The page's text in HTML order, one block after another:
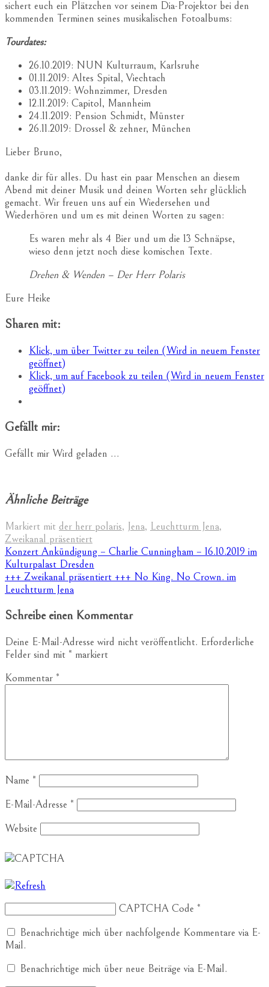
sichert euch ein Plätzchen vor seinem Dia-Projektor bei den
kommenden Terminen seines musikalischen Fotoalbums:
Tourdates:
26.10.2019: NUN Kulturraum, Karlsruhe
01.11.2019: Altes Spital, Viechtach
03.11.2019: Wohnzimmer, Dresden
12.11.2019: Capitol, Mannheim
24.11.2019: Pension Schmidt, Münster
26.11.2019: Drossel & zehner, München
Lieber Bruno,
danke dir für alles. Du hast ein paar Menschen an diesem
Abend mit deiner Musik und deinen Worten sehr glücklich
gemacht. Wir freuen uns auf ein Wiedersehen und
Wiederhören und um es mit deinen Worten zu sagen:
Es waren mehr als 4 Bier und um die 13 Schnäpse,
wieso denn jetzt noch diese komischen Texte.
Drehen & Wenden – Der Herr Polaris
Eure Heike
Sharen mit:
Klick, um über Twitter zu teilen (Wird in neuem Fenster
geöffnet)
Klick, um auf Facebook zu teilen (Wird in neuem Fenster
geöffnet)
Gefällt mir:
Gefällt mir Wird geladen …
Ähnliche Beiträge
Markiert mit der herr polaris, Jena, Leuchtturm Jena,
Zweikanal präsentiert
Beitragsnavigation
Konzert Ankündigung – Charlie Cunningham – 16.10.2019 im
Kulturpalast Dresden
+++ Zweikanal präsentiert +++ No King. No Crown. im
Leuchtturm Jena
Schreibe einen Kommentar
Deine E-Mail-Adresse wird nicht veröffentlicht. Erforderliche
Felder sind mit * markiert
Kommentar *
Name *
E-Mail-Adresse *
Website
CAPTCHA Code *
Benachrichtige mich über nachfolgende Kommentare via E-
Mail.
Benachrichtige mich über neue Beiträge via E-Mail.